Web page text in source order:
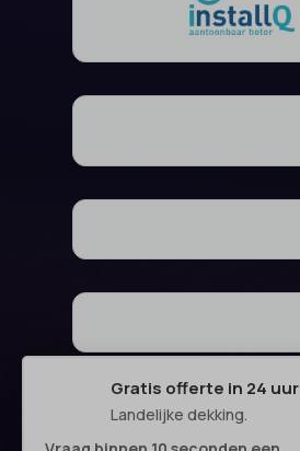
Gratis offerte in 24 uur
Landelijke dekking.